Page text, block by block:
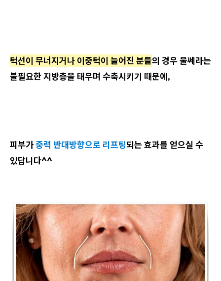
턱선이 무너지거나 이중턱이 늘어진 분들의 경우 울쎄라는
불필요한 지방층을 태우며 수축시키기 때문에,
피부가중력 반대방향으로 리프팅되는 효과를 얻으실 수
있답니다^^